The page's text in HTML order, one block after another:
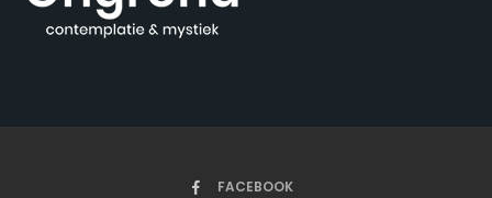
FACEBOOK